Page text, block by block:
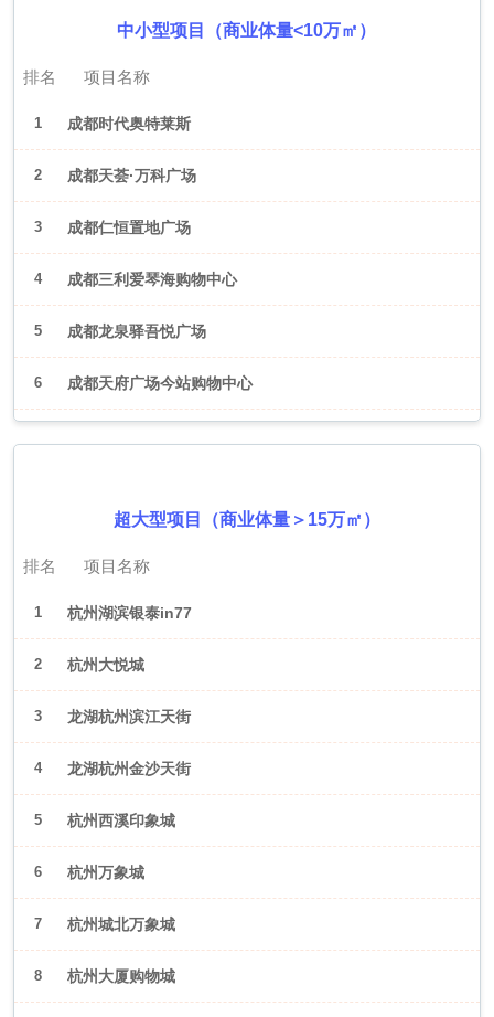
中小型项目（商业体量<10万㎡）
排名 项目名称
1 成都时代奥特莱斯
2 成都天荟·万科广场
3 成都仁恒置地广场
4 成都三利爱琴海购物中心
5 成都龙泉驿吾悦广场
6 成都天府广场今站购物中心
超大型项目（商业体量＞15万㎡）
排名 项目名称
1 杭州湖滨银泰in77
2 杭州大悦城
3 龙湖杭州滨江天街
4 龙湖杭州金沙天街
5 杭州西溪印象城
6 杭州万象城
7 杭州城北万象城
8 杭州大厦购物城